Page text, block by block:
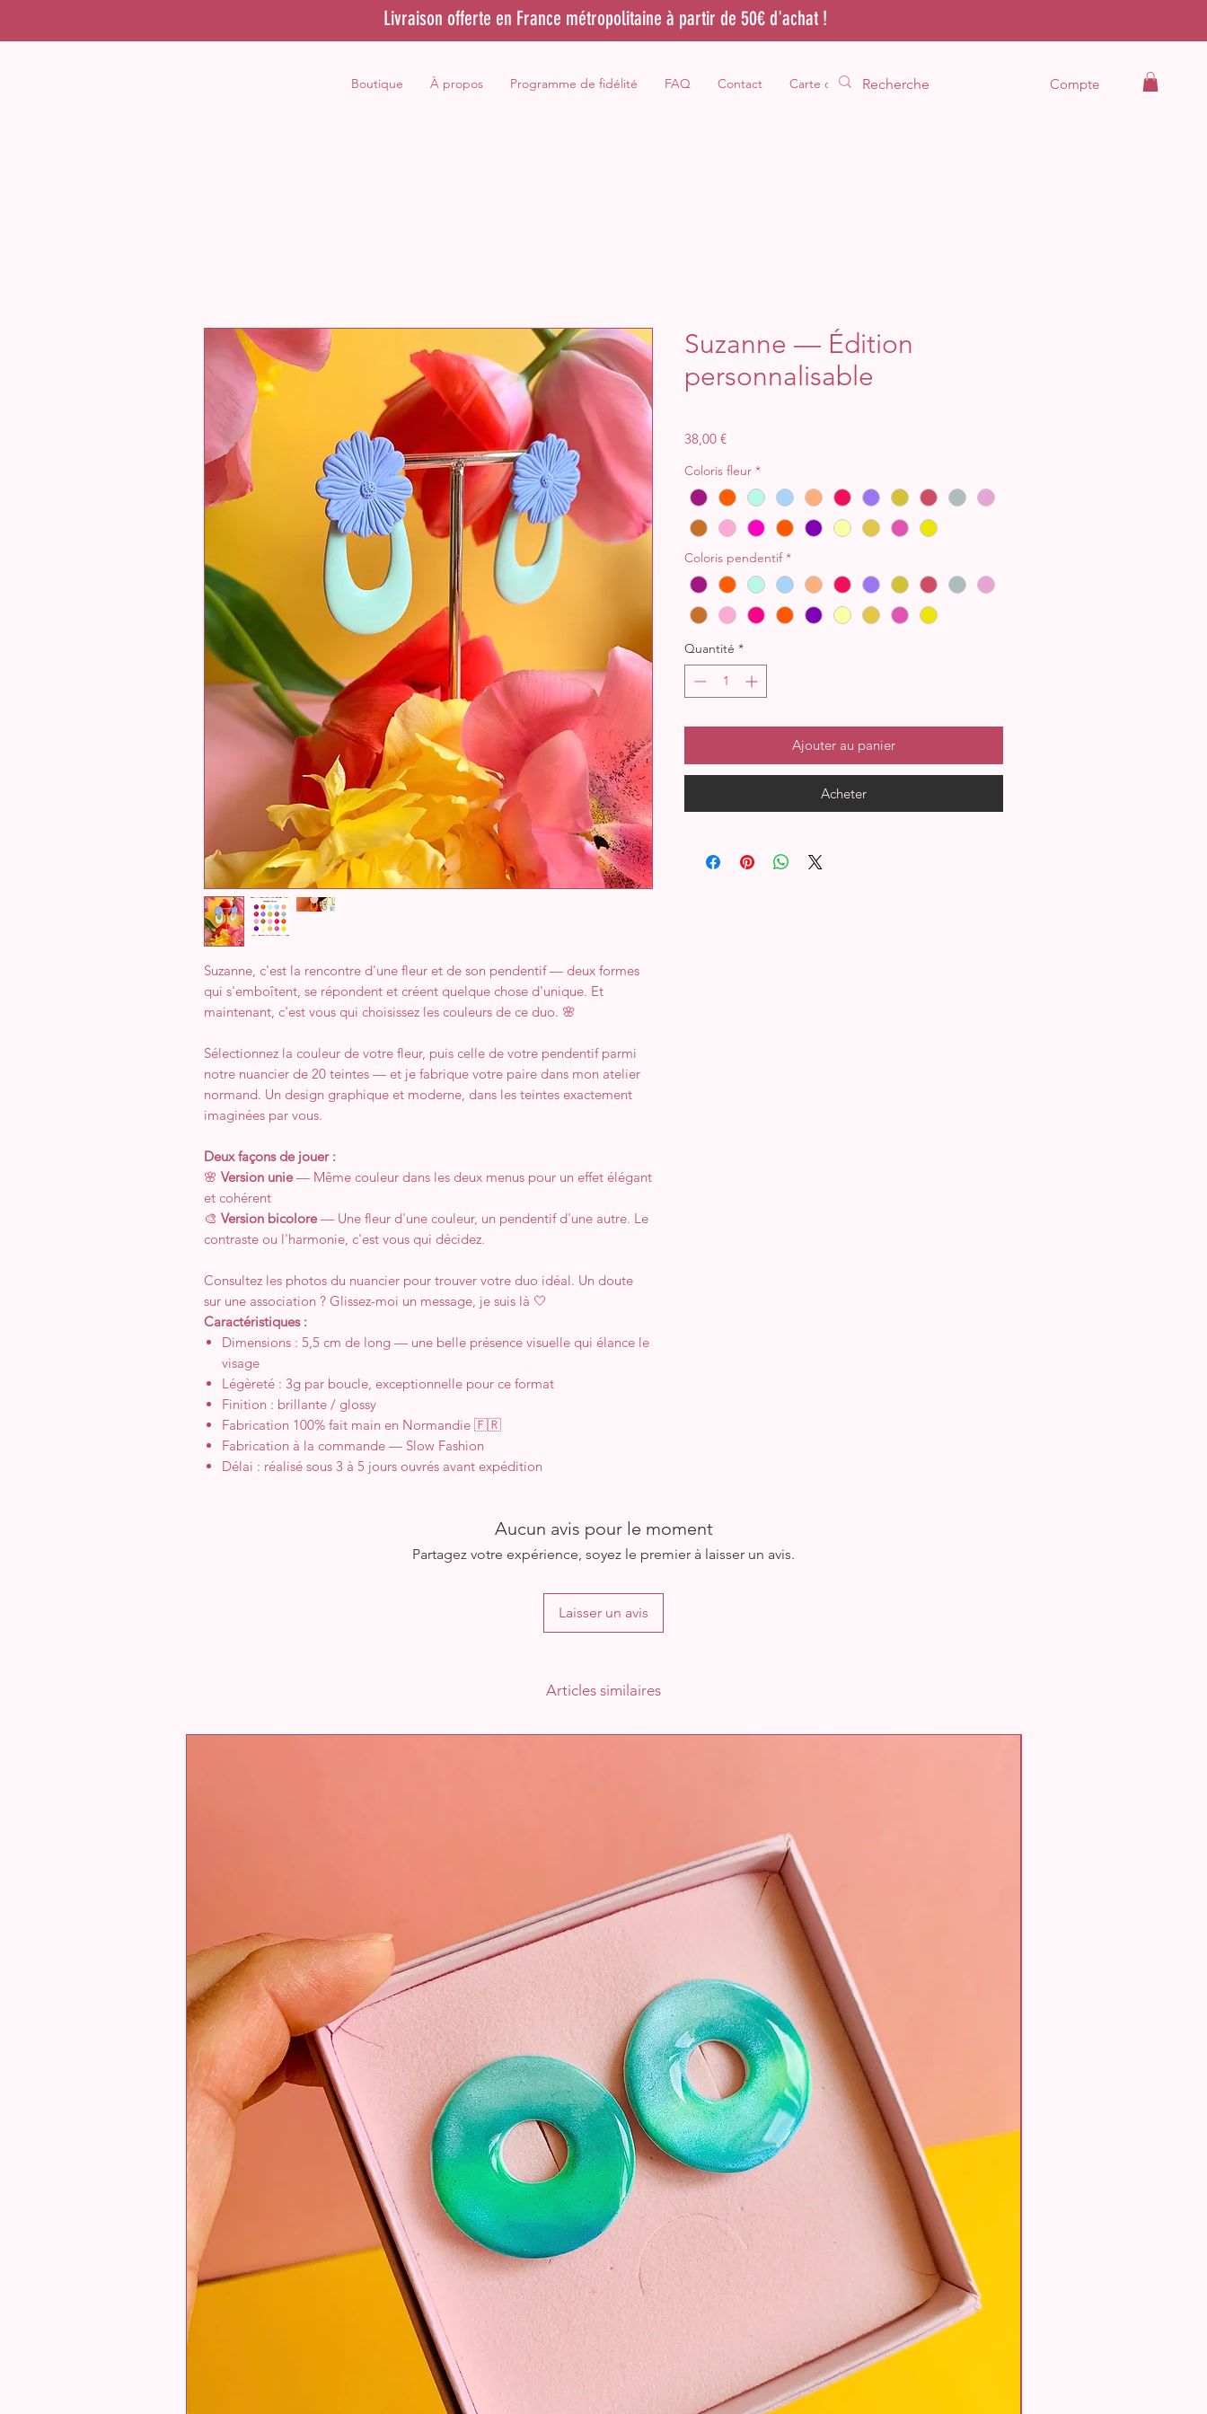
Livraison offerte en France métropolitaine à partir de 50€ d'achat !
Boutique À propos Programme de fidélité FAQ Contact Carte cadeau Compte
Suzanne, c'est la rencontre d'une fleur et de son pendentif — deux formes
qui s'emboîtent, se répondent et créent quelque chose d'unique. Et
maintenant, c'est vous qui choisissez les couleurs de ce duo. 🌸
Sélectionnez la couleur de votre fleur, puis celle de votre pendentif parmi
notre nuancier de 20 teintes — et je fabrique votre paire dans mon atelier
normand. Un design graphique et moderne, dans les teintes exactement
imaginées par vous.
Deux façons de jouer :
🌸 Version unie — Même couleur dans les deux menus pour un effet élégant
et cohérent
🎨 Version bicolore — Une fleur d'une couleur, un pendentif d'une autre. Le
contraste ou l'harmonie, c'est vous qui décidez.
Consultez les photos du nuancier pour trouver votre duo idéal. Un doute
sur une association ? Glissez-moi un message, je suis là 🤍
Caractéristiques :
Dimensions : 5,5 cm de long — une belle présence visuelle qui élance le
visage
Légèreté : 3g par boucle, exceptionnelle pour ce format
Finition : brillante / glossy
Fabrication 100% fait main en Normandie 🇫🇷
Fabrication à la commande — Slow Fashion
Délai : réalisé sous 3 à 5 jours ouvrés avant expédition
Suzanne — Édition
personnalisable
38,00 €Prix
Coloris fleur *
Coloris pendentif *
Quantité *
Ajouter au panier
Acheter
Aucun avis pour le moment
Partagez votre expérience, soyez le premier à laisser un avis.
Laisser un avis
Articles similaires